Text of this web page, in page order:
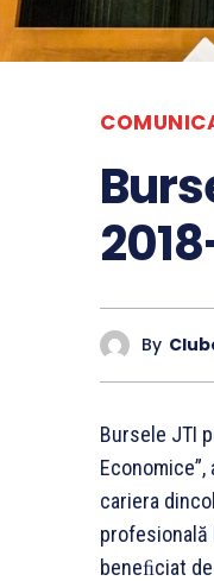
By
Bursele JTI
cariera
profesională
beneﬁciat